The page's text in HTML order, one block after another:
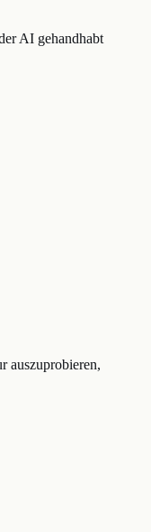
AI gehandhabt
auszuprobieren,